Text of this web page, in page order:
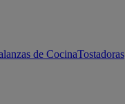
de CocinaTostadoras